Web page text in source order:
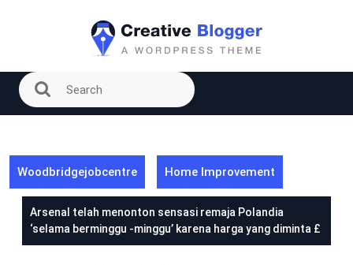
Woodbridgejobcentre Home Improvement
Arsenal telah menonton sensasi remaja Polandia
‘selama berminggu -minggu’ karena harga yang diminta £